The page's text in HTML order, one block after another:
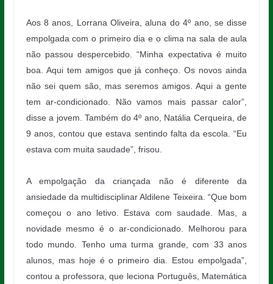
Aos 8 anos, Lorrana Oliveira, aluna do 4º ano, se disse
empolgada com o primeiro dia e o clima na sala de aula
não passou despercebido. “Minha expectativa é muito
boa. Aqui tem amigos que já conheço. Os novos ainda
não sei quem são, mas seremos amigos. Aqui a gente
tem ar-condicionado. Não vamos mais passar calor”,
disse a jovem. Também do 4º ano, Natália Cerqueira, de
9 anos, contou que estava sentindo falta da escola. “Eu
estava com muita saudade”, frisou.
A empolgação da criançada não é diferente da
ansiedade da multidisciplinar Aldilene Teixeira. “Que bom
começou o ano letivo. Estava com saudade. Mas, a
novidade mesmo é o ar-condicionado. Melhorou para
todo mundo. Tenho uma turma grande, com 33 anos
alunos, mas hoje é o primeiro dia. Estou empolgada”,
contou a professora, que leciona Português, Matemática